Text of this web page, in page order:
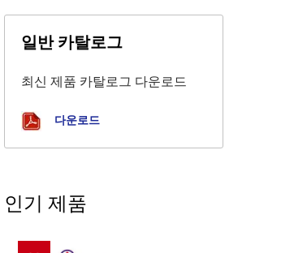
일반 카탈로그
최신 제품 카탈로그 다운로드
다운로드
인기 제품